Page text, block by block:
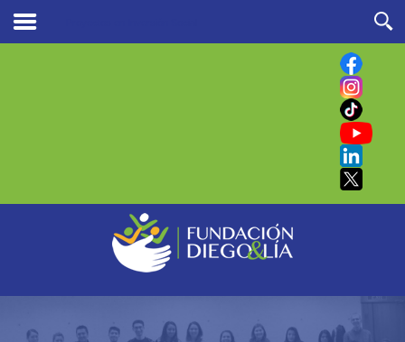
en nuestro sitio